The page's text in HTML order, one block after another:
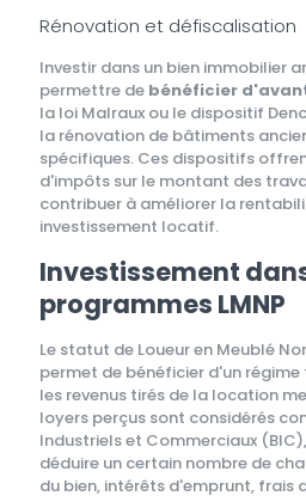
Rénovation et défiscalisation
Investir dans un bien immobilier
permettre de bénéficier
la loi Malraux ou le dispositif
la rénovation de bâtiments
spécifiques. Ces dispositifs
d'impôts sur le montant des
contribuer à améliorer la
investissement locatif.
Investissement
programmes LMNP
Le statut de Loueur en Meublé
permet de bénéficier d'un
les revenus tirés de la location
loyers perçus sont considérés
Industriels et Commerciaux
déduire un certain nombre de
du bien, intérêts d'emprunt, frais